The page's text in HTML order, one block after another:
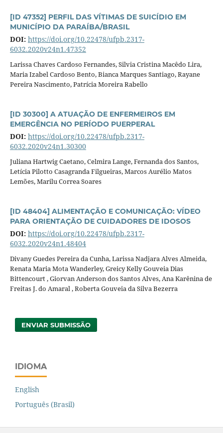
[ID 47352] PERFIL DAS VÍTIMAS DE SUICÍDIO EM
MUNICÍPIO DA PARAÍBA/BRASIL
DOI: https://doi.org/10.22478/ufpb.2317-
6032.2020v24n1.47352
Larissa Chaves Cardoso Fernandes, Silvia Cristina Macêdo Lira,
Maria Izabel Cardoso Bento, Bianca Marques Santiago, Rayane
Pereira Nascimento, Patrícia Moreira Rabello
[ID 30300] A ATUAÇÃO DE ENFERMEIROS EM
EMERGÊNCIA NO PERÍODO PUERPERAL
DOI: https://doi.org/10.22478/ufpb.2317-
6032.2020v24n1.30300
Juliana Hartwig Caetano, Celmira Lange, Fernanda dos Santos,
Letícia Pilotto Casagranda Filgueiras, Marcos Aurélio Matos
Lemões, Marilu Correa Soares
[ID 48404] ALIMENTAÇÃO E COMUNICAÇÃO: VÍDEO
PARA ORIENTAÇÃO DE CUIDADORES DE IDOSOS
DOI: https://doi.org/10.22478/ufpb.2317-
6032.2020v24n1.48404
Divany Guedes Pereira da Cunha, Larissa Nadjara Alves Almeida,
Renata Maria Mota Wanderley, Greicy Kelly Gouveia Dias
Bittencourt , Giorvan Anderson dos Santos Alves, Ana Karênina de
Freitas J. do Amaral , Roberta Gouveia da Silva Bezerra
ENVIAR SUBMISSÃO
IDIOMA
English
Português (Brasil)